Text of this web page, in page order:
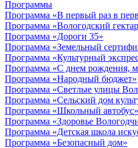
Программы
Программа «В первый раз в
Программа «Вологодский
Программа «Дороги 35»
Программа «Земельный
Программа «Культурный
Программа «С днем рождения,
Программа «Народный бюджет»
Программа «Светлые улицы
Программа «Сельский дом
Программа «Школьный автобус»
Программа «Здоровье
Программа «Детская школа
Программа «Безопасный дом»